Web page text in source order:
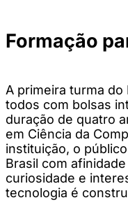
Formação
A primeira turma do
todos com bolsas
duração de quatro
em Ciência da
instituição, o
Brasil com
curiosidade e
tecnologia é